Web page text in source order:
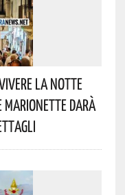
La Notte
Marionette Darà